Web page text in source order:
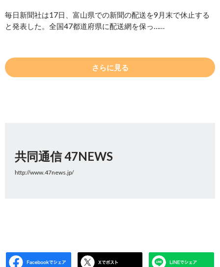
毎日新聞社は17日、富山県での新聞の配送を9月末で休止する
と発表した。全国47都道府県に配送網を保っ……
さらに見る
共同通信 47NEWS
http://www.47news.jp/